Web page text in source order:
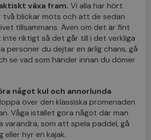
växa fram. Vi alla har hört
två blickar möts och att de sedan
tillsammans. Även om det är fint
riktigt så det går till i det verkliga
personer du dejtar en ärlig chans, gå
se vad som händer innan du dömer
något kul och annorlunda
över den klassiska promenaden
Våga istället göra något där man
varandra, som att spela paddel, gå
eller hyr en kajak.